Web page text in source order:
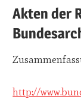
Akten der
http://